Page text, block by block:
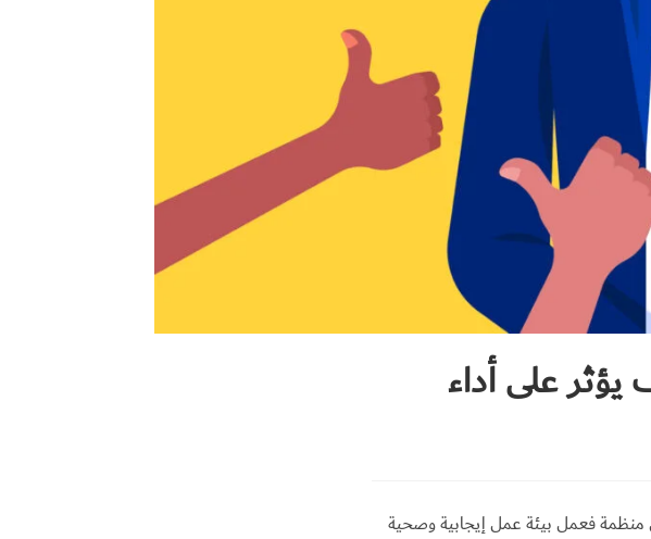
يؤثر على أداء
منظمة فعمل بيئة عمل إيجابية وصحية